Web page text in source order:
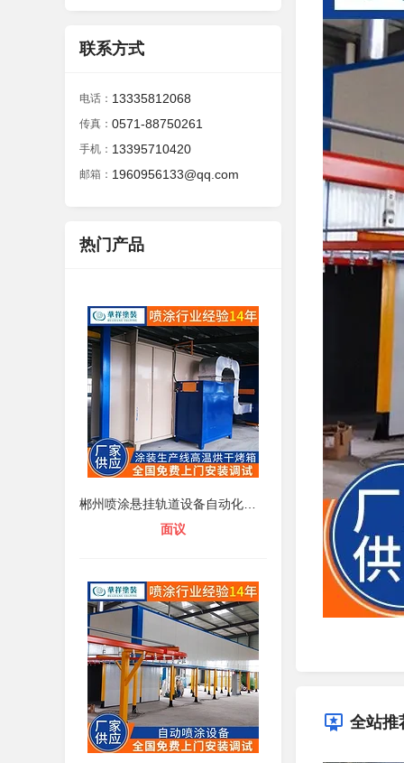
联系方式
电话： 13335812068
传真： 0571-88750261
手机： 13395710420
邮箱： 1960956133@qq.com
热门产品
面议
全站推